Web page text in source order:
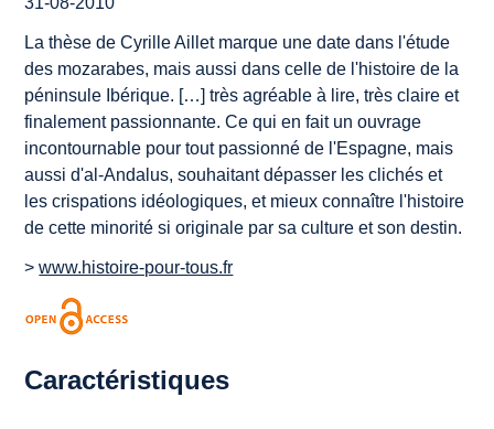
La thèse de Cyrille Aillet marque une date dans l'étude
des mozarabes, mais aussi dans celle de l'histoire de la
péninsule Ibérique. […] très agréable à lire, très claire et
finalement passionnante. Ce qui en fait un ouvrage
incontournable pour tout passionné de l'Espagne, mais
aussi d'al-Andalus, souhaitant dépasser les clichés et
les crispations idéologiques, et mieux connaître l'histoire
de cette minorité si originale par sa culture et son destin.
>www.histoire-pour-tous.fr
Caractéristiques